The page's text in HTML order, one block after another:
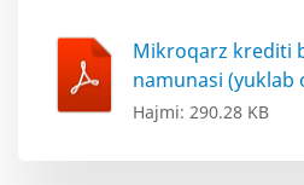
Mikroqarz krediti
namunasi (yuklab
Hajmi: 290.28 KB